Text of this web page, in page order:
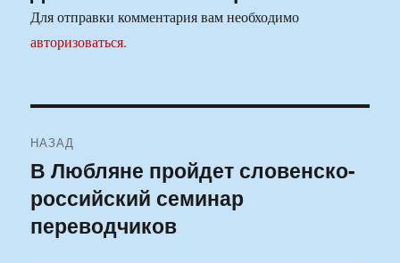
Для отправки комментария вам необходимо
авторизоваться.
по
записям
НАЗАД
Предыдущая
запись:
В Любляне пройдет словенско-
российский семинар
переводчиков